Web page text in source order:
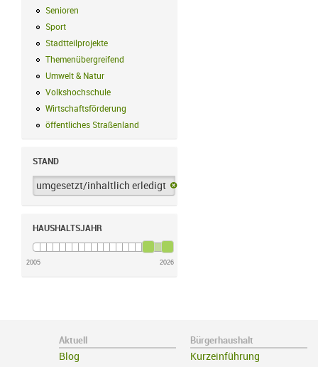
Senioren
Sport
Stadtteilprojekte
Themenübergreifend
Umwelt & Natur
Volkshochschule
Wirtschaftsförderung
öffentliches Straßenland
STAND
umgesetzt/inhaltlich erledigt
HAUSHALTSJAHR
2005 2026
Aktuell
Blog
Bürgerhaushalt
Kurzeinführung